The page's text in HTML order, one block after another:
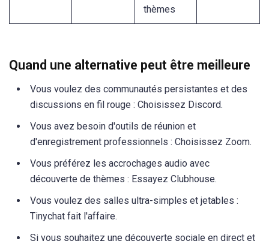
thèmes
Quand une alternative peut être meilleure
Vous voulez des communautés persistantes et des
discussions en fil rouge : Choisissez Discord.
Vous avez besoin d'outils de réunion et
d'enregistrement professionnels : Choisissez Zoom.
Vous préférez les accrochages audio avec
découverte de thèmes : Essayez Clubhouse.
Vous voulez des salles ultra-simples et jetables :
Tinychat fait l'affaire.
Si vous souhaitez une découverte sociale en direct et